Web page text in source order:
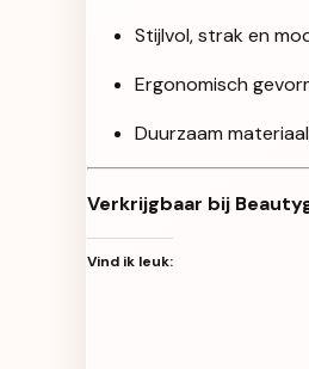
Stijlvol, strak en
Ergonomisch
Duurzaam
Verkrijgbaar bij
Vind ik leuk: